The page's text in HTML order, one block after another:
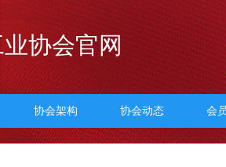
协会官网
协会架构 协会动态 会